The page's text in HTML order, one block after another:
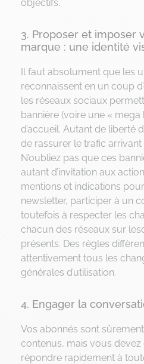
objectifs.
3. Proposer et imposer
marque : une identité
Il faut absolument que les
reconnaissent en un coup
les réseaux sociaux
bannière (voire une «
d’accueil. Autant de liberté
de rassurer le trafic
N’oubliez pas que ces
autant d’invitation aux
mentions et indications
newsletter, participer à un
toutefois à respecter les
chacun des réseaux sur
présents. Des règles
attentivement tous les
générales d’utilisation.
4. Engager la
Vos abonnés sont
contenus, mais vous
répondre rapidement à